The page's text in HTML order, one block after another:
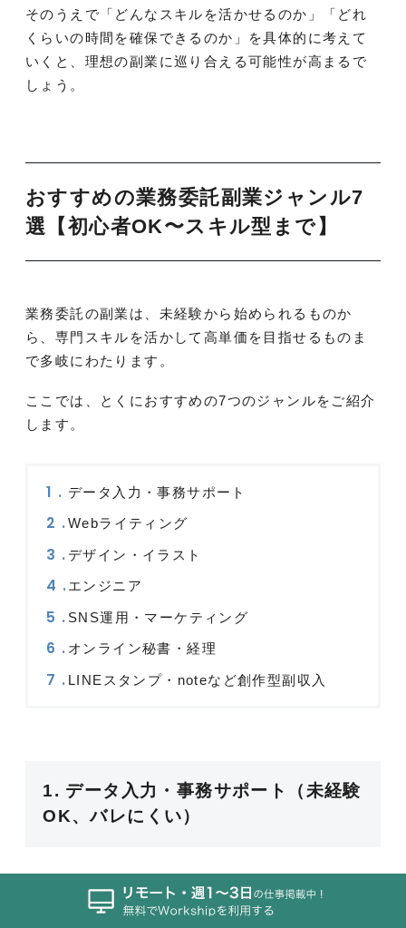
そのうえで「どんなスキルを活かせるのか」「どれ
くらいの時間を確保できるのか」を具体的に考えて
いくと、理想の副業に巡り合える可能性が高まるで
しょう。
おすすめの業務委託副業ジャンル7
選【初心者OK〜スキル型まで】
業務委託の副業は、未経験から始められるものか
ら、専門スキルを活かして高単価を目指せるものま
で多岐にわたります。
ここでは、とくにおすすめの7つのジャンルをご紹介
します。
データ入力・事務サポート
Webライティング
デザイン・イラスト
エンジニア
SNS運用・マーケティング
オンライン秘書・経理
LINEスタンプ・noteなど創作型副収入
1. データ入力・事務サポート（未経験
OK、バレにくい）
データ入力やオンライン事務サポートは、特別なス
キルや経験がなくても始めやすい副業の代表格で